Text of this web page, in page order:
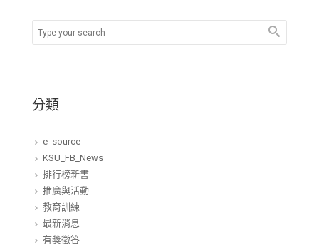
分類
e_source
KSU_FB_News
排行榜新書
推廣與活動
教育訓練
最新消息
有獎徵答